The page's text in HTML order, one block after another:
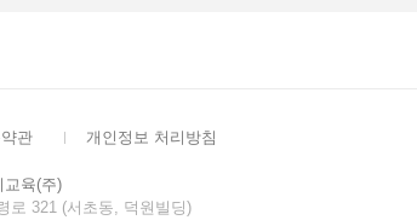
관 개인정보 처리방침
교육(주)
로 321 (서초동, 덕원빌딩)